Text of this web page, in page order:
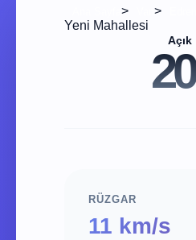
> >
Yeni Mahallesi
Açık
RÜZGAR
11 km/s